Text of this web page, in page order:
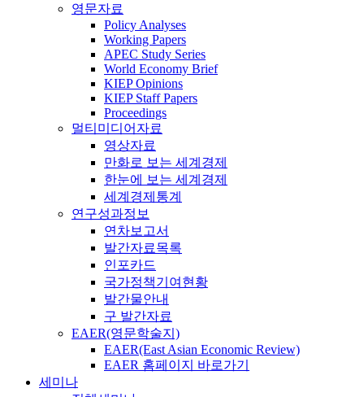
영문자료
Policy Analyses
Working Papers
APEC Study Series
World Economy Brief
KIEP Opinions
KIEP Staff Papers
Proceedings
멀티미디어자료
영상자료
만화로 보는 세계경제
한눈에 보는 세계경제
세계경제통계
연구성과정보
연차보고서
발간자료목록
인포카드
국가정책기여현황
발간물안내
구 발간자료
EAER(영문학술지)
EAER(East Asian Economic Review)
EAER 홈페이지 바로가기
세미나